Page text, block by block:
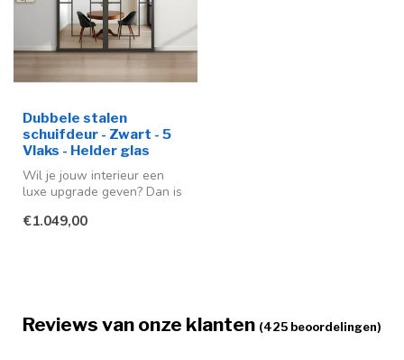
Dubbele stalen
schuifdeur - Zwart - 5
Vlaks - Helder glas
Wil je jouw interieur een
luxe upgrade geven? Dan is
...
€1.049,00
Reviews van onze klanten (425 beoordelingen)